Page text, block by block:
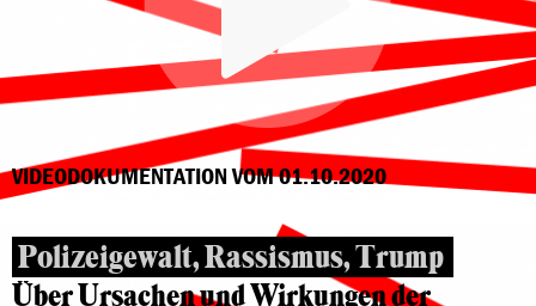
VIDEODOKUMENTATION VOM 01.10.2020
Polizeigewalt, Rassismus, Trump
Über Ursachen und Wirkungen der